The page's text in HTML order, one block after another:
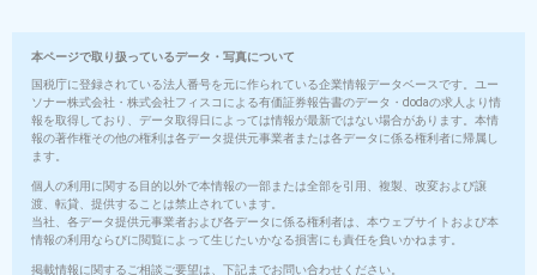
本ページで取り扱っているデータ・写真について
国税庁に登録されている法人番号を元に作られている企業情報データベースです。ユー
ソナー株式会社・株式会社フィスコによる有価証券報告書のデータ・dodaの求人より情
報を取得しており、データ取得日によっては情報が最新ではない場合があります。本情
報の著作権その他の権利は各データ提供元事業者または各データに係る権利者に帰属し
ます。
個人の利用に関する目的以外で本情報の一部または全部を引用、複製、改変および譲
渡、転貸、提供することは禁止されています。
当社、各データ提供元事業者および各データに係る権利者は、本ウェブサイトおよび本
情報の利用ならびに閲覧によって生じたいかなる損害にも責任を負いかねます。
掲載情報に関するご相談ご要望は、下記までお問い合わせください。